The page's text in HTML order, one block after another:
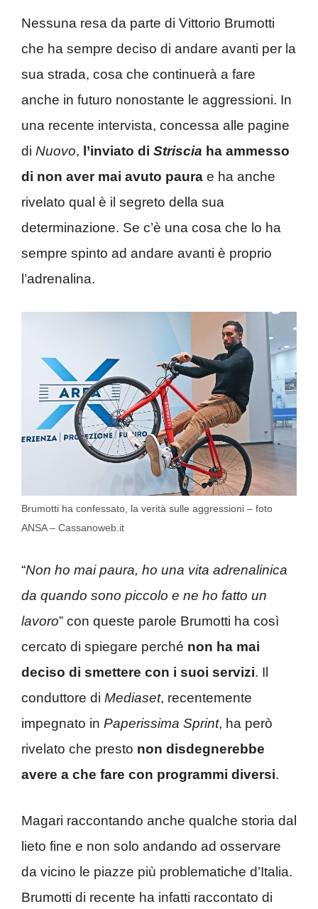
Nessuna resa da parte di Vittorio Brumotti
che ha sempre deciso di andare avanti per la
sua strada, cosa che continuerà a fare
anche in futuro nonostante le aggressioni. In
una recente intervista, concessa alle pagine
di Nuovo, l’inviato di Striscia ha ammesso
di non aver mai avuto paura e ha anche
rivelato qual è il segreto della sua
determinazione. Se c’è una cosa che lo ha
sempre spinto ad andare avanti è proprio
l’adrenalina.
Brumotti ha confessato, la verità sulle aggressioni – foto
ANSA – Cassanoweb.it
“Non ho mai paura, ho una vita adrenalinica
da quando sono piccolo e ne ho fatto un
lavoro” con queste parole Brumotti ha così
cercato di spiegare perché non ha mai
deciso di smettere con i suoi servizi. Il
conduttore di Mediaset, recentemente
impegnato in Paperissima Sprint, ha però
rivelato che presto non disdegnerebbe
avere a che fare con programmi diversi.
Magari raccontando anche qualche storia dal
lieto fine e non solo andando ad osservare
da vicino le piazze più problematiche d’Italia.
Brumotti di recente ha infatti raccontato di